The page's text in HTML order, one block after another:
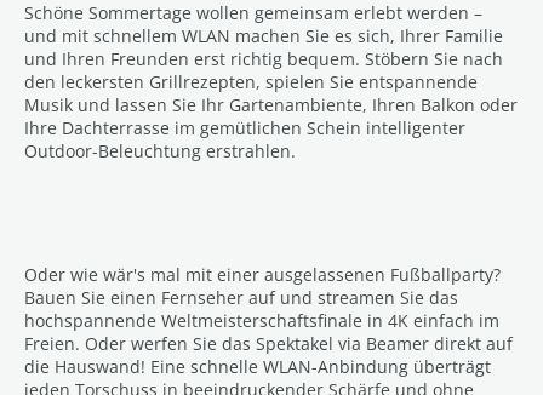
Schöne Sommertage wollen gemeinsam erlebt werden –
und mit schnellem WLAN machen Sie es sich, Ihrer Familie
und Ihren Freunden erst richtig bequem. Stöbern Sie nach
den leckersten Grillrezepten, spielen Sie entspannende
Musik und lassen Sie Ihr Gartenambiente, Ihren Balkon oder
Ihre Dachterrasse im gemütlichen Schein intelligenter
Outdoor-Beleuchtung erstrahlen.
Oder wie wär's mal mit einer ausgelassenen Fußballparty?
Bauen Sie einen Fernseher auf und streamen Sie das
hochspannende Weltmeisterschaftsfinale in 4K einfach im
Freien. Oder werfen Sie das Spektakel via Beamer direkt auf
die Hauswand! Eine schnelle WLAN-Anbindung überträgt
jeden Torschuss in beeindruckender Schärfe und ohne